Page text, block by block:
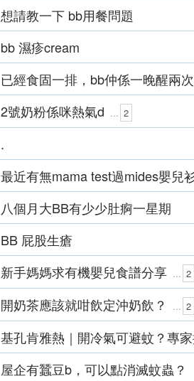
想請教一下 bb用餐問題
bb 濕疹cream
已經食固一排，bb仲係一晚醒兩
2號奶粉係咪熱氣d ... 2
.
最近有無mama test過mides嬰兒
八個月大BB有少少肚痾一星期
BB 屁股生瘡
新手媽媽求有機嬰兒食譜分享 ... 2
開奶茶應該就咁飲定沖奶飲？ ... 2
基孔肯雅熱｜開冷氣可避蚊？專
屋企有蠶豆b，可以點消滅蚊蟲？